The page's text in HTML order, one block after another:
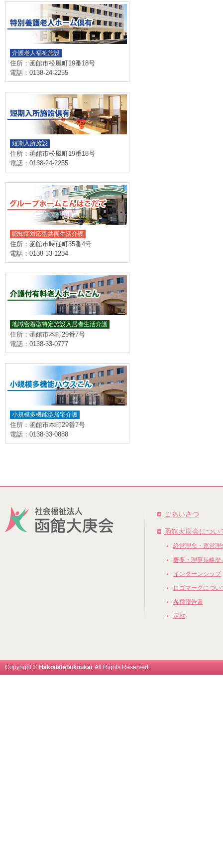
介護老人福祉施設
住所：函館市松風町19番18号
電話：0138-24-2255
短期入所施設
住所：函館市松風町19番18号
電話：0138-24-2255
認知症対応型共同生活介護
住所：函館市時任町35番4号
電話：0138-33-1234
地域密着型特定施設入居者生活介護
住所：函館市本町29番7号
電話：0138-33-0777
小規模多機能型居宅介護
住所：函館市本町29番7号
電話：0138-33-0888
ごあいさつ
函館大庚会につい
経営理念・運営理
概要・理事長略歴
インターンシップ
ロゴマークについ
各種報告書
定款
Copyright © Hakodatetaikoukai. All Rights Reserved.